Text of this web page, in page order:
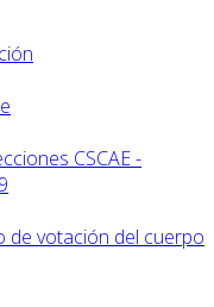
CSCAE -
de votación del cuerpo